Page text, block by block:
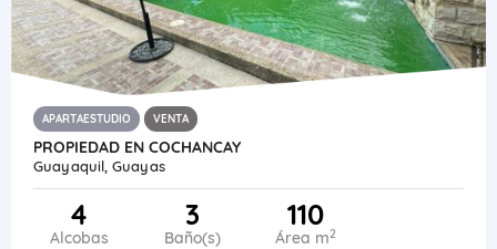
APARTAESTUDIO VENTA
PROPIEDAD EN COCHANCAY
Guayaquil, Guayas
4
Alcobas
3
Baño(s)
110
Área m2